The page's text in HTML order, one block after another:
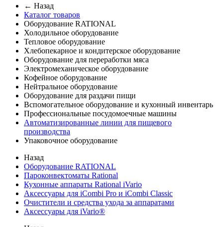
← Назад
Каталог товаров
Оборудование RATIONAL
Холодильное оборудование
Тепловое оборудование
Хлебопекарное и кондитерское оборудование
Оборудование для переработки мяса
Электромеханическое оборудование
Кофейное оборудование
Нейтральное оборудование
Оборудование для раздачи пищи
Вспомогательное оборудование и кухонный инвентарь
Профессиональные посудомоечные машины
Автоматизированные линии для пищевого
производства
Упаковочное оборудование
Назад
Оборудование RATIONAL
Пароконвектоматы Rational
Кухонные аппараты Rational iVario
Аксессуары для iCombi Pro и iCombi Classic
Очистители и средства ухода за аппаратами
Аксессуары для iVario®